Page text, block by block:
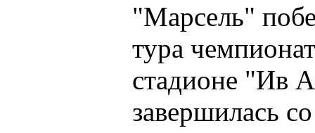
"Марсель"
тура
стадионе "Ив
завершилась